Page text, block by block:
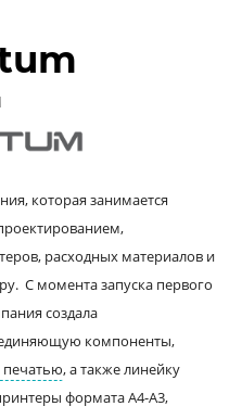
которая занимается
расходных материалов и
С момента запуска первого
создала
компоненты,
печатью, а также линейку
формата А4-А3,